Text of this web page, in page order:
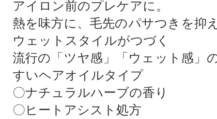
アイロン前のプレケアに。
熱を味方に、毛先のパサつきを抑
ウェットスタイルがつづく
流行の「ツヤ感」「ウェット感」
すいヘアオイルタイプ
〇ナチュラルハーブの香り
〇ヒートアシスト処方